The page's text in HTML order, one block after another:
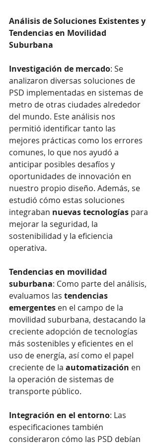
Análisis de Soluciones Existentes y
Tendencias en Movilidad
Suburbana
Investigación de mercado: Se
analizaron diversas soluciones de
PSD implementadas en sistemas de
metro de otras ciudades alrededor
del mundo. Este análisis nos
permitió identificar tanto las
mejores prácticas como los errores
comunes, lo que nos ayudó a
anticipar posibles desafíos y
oportunidades de innovación en
nuestro propio diseño. Además, se
estudió cómo estas soluciones
integraban nuevas tecnologías para
mejorar la seguridad, la
sostenibilidad y la eficiencia
operativa.
Tendencias en movilidad
suburbana: Como parte del análisis,
evaluamos las tendencias
emergentes en el campo de la
movilidad suburbana, destacando la
creciente adopción de tecnologías
más sostenibles y eficientes en el
uso de energía, así como el papel
creciente de la automatización en
la operación de sistemas de
transporte público.
Integración en el entorno: Las
especificaciones también
consideraron cómo las PSD debían